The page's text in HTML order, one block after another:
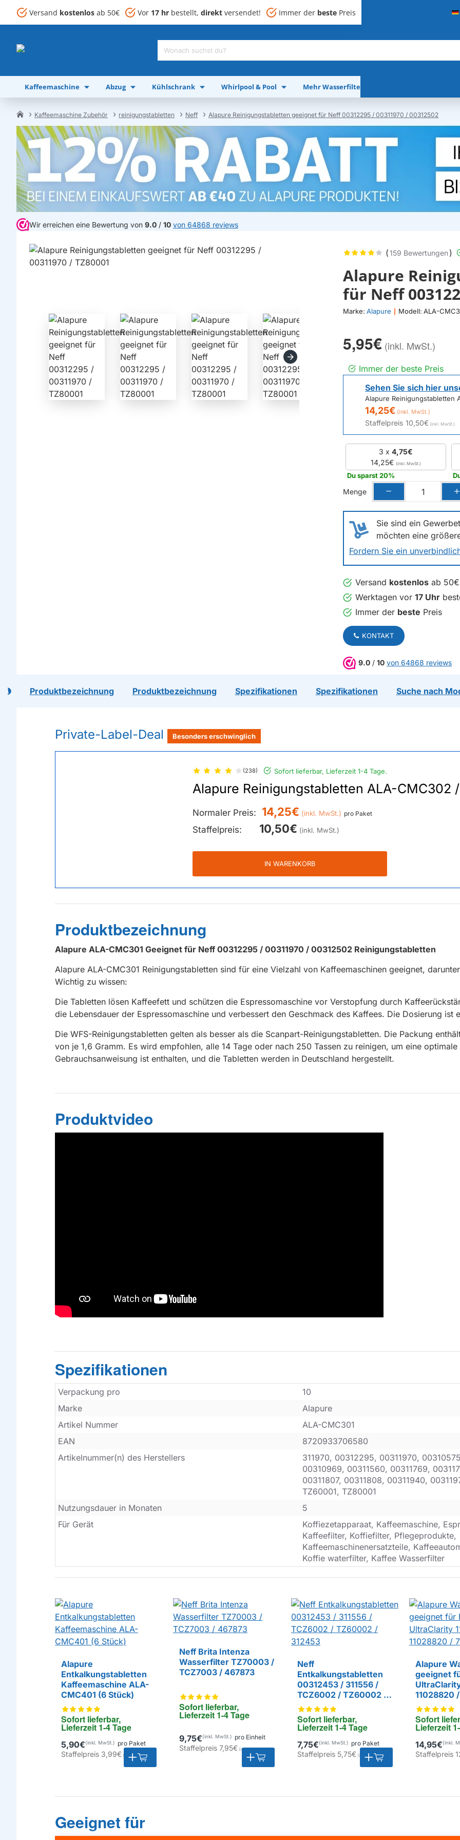
Versand kostenlos ab 50€ Vor 17 hr bestellt, direkt versendet! Immer der beste Preis
Wonach
du?
Kaffeemaschine Abzug Kühlschrank Whirlpool & Pool Mehr Wasserfilter
Kaffeemaschine Zubehör reinigungstabletten Neff Alapure Reinigungstabletten geeignet für Neff 00312295 / 00311970 / 00312502
Wir erreichen eine Bewertung von 9.0 / 10 von 64868 reviews
Alapure
für Neff
Marke: Alapure Modell: ALA-
(159 Bewertungen)
5,95€
Immer der beste Preis
Sehen Sie sich hier
Alapure Reinigungstabletten
14,25€
Staffelpreis 10,50€
3 x 4,75€
14,25€
Du sparst 20%
Sie sind ein
möchten eine
Fordern Sie ein
Menge
Versand kostenlos ab 50€
Werktagen vor 17 Uhr
Immer der beste Preis
KONTAKT
9.0 / 10 von 64868 reviews
Produktbezeichnung Produktbezeichnung Spezifikationen Spezifikationen Suche nach
Private-Label-Deal Besonders erschwinglich
(238) Sofort lieferbar, Lieferzeit 1-4 Tage.
Alapure Reinigungstabletten ALA-CMC302
Normaler Preis: 14,25€ pro Paket
Staffelpreis: 10,50€
IN WARENKORB
Produktbezeichnung
Alapure ALA-CMC301 Geeignet für Neff 00312295 / 00311970 / 00312502 Reinigungstabletten
Alapure ALA-CMC301 Reinigungstabletten sind für eine Vielzahl von Kaffeemaschinen geeignet,
Wichtig zu wissen:
Die Tabletten lösen Kaffeefett und schützen die Espressomaschine vor Verstopfung durch
die Lebensdauer der Espressomaschine und verbessert den Geschmack des Kaffees. Die Dosierung ist
Die WFS-Reinigungstabletten gelten als besser als die Scanpart-Reinigungstabletten. Die Packung
von je 1,6 Gramm. Es wird empfohlen, alle 14 Tage oder nach 250 Tassen zu reinigen, um eine
Gebrauchsanweisung ist enthalten, und die Tabletten werden in Deutschland hergestellt.
Produktvideo
Spezifikationen
Verpackung pro
10
Marke
Alapure
Artikel Nummer
ALA-CMC301
EAN
8720933706580
Artikelnummer(n) des Herstellers
311970, 00312295, 00311970,
00310969, 00311560, 00311769,
00311807, 00311808, 00311940,
TZ60001, TZ80001
Nutzungsdauer in Monaten
5
Für Gerät
Koffiezetapparaat, Kaffeemaschine,
Kaffeefilter, Koffiefilter, Pflegeprodukte,
Kaffeemaschinenersatzteile,
Koffie waterfilter, Kaffee Wasserfilter
EIGENMARKE
Sofort lieferbar,
Lieferzeit 1-4 Tage
Alapure
Entkalkungstabletten
Kaffeemaschine ALA-
CMC401 (6 Stück)
5,90€ pro Paket
Staffelpreis 3,99€
Sofort lieferbar,
Lieferzeit 1-4 Tage
Neff Brita Intenza
Wasserfilter TZ70003 /
TCZ7003 / 467873
9,75€ pro Einheit
Staffelpreis7,95€
Sofort lieferbar,
Lieferzeit 1-4 Tage
Neff
Entkalkungstabletten
00312453 / 311556 /
TCZ6002 / TZ60002 /
312453
7,75€ pro Paket
Staffelpreis5,75€
EIGENMARKE
Sofort
Lieferzeit
Alapure
geeignet
11028820
14,95€
Staffelpreis
Geeignet für